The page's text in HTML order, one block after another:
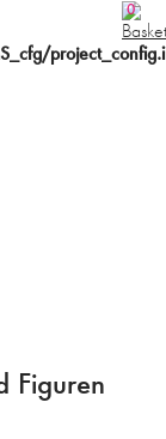
0
Figuren